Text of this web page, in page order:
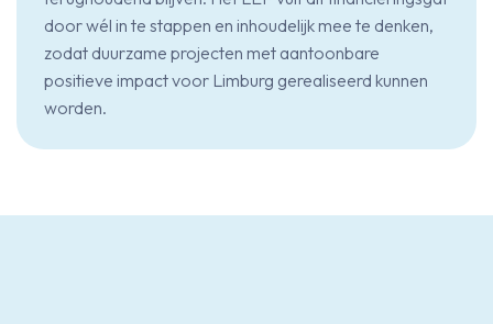
door wél in te stappen en inhoudelijk mee te denken,
zodat duurzame projecten met aantoonbare
positieve impact voor Limburg gerealiseerd kunnen
worden.